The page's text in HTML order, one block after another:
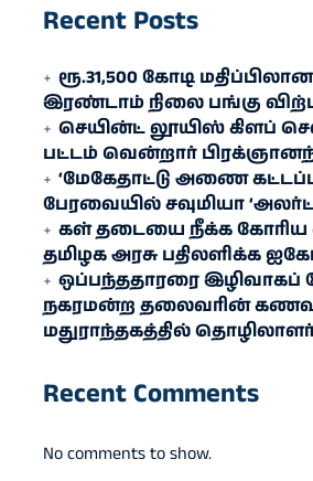
Recent Posts
ரூ.31,500 கோடி
இரண்​டாம் நிலை பங்கு
செயின்ட் லூயிஸ் கிளப்
பட்டம் வென்றார்
‘மேகேதாட்டு அணை
பேரவையில் சவுமியா
கள் தடையை நீக்க கோரிய
தமிழக அரசு பதிலளிக்க
ஒப்பந்ததாரரை இழிவாகப்
நகரமன்ற தலைவரின்
மதுராந்தகத்தில்
Recent Comments
No comments to show.